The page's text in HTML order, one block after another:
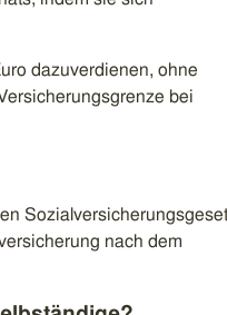
dazuverdienen, ohne
bei
nach dem